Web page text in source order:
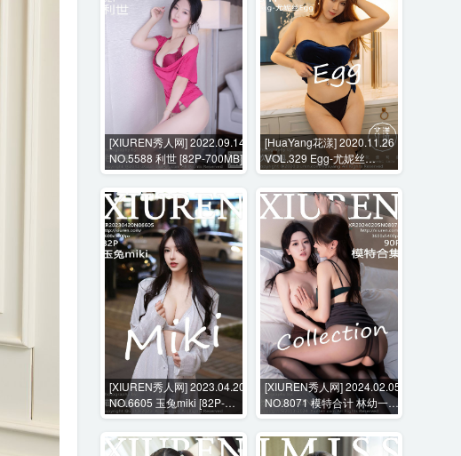
[XIUREN秀人网] 2022.09.14
NO.5588 利世 [82P-700MB]
[HuaYang花漾] 2020.11.26
VOL.329 Egg-尤妮丝
Egg[51P-464MB]
[XIUREN秀人网] 2023.04.20
NO.6605 玉兔miki [82P-
789MB]
[XIUREN秀人网] 2024.02.05
NO.8071 模特合计 林幼一
[89P-789MB]